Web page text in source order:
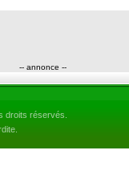
-- annonce --
droits réservés.